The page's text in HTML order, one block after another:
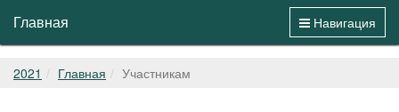
Навигация
Главная
2021 Главная Участникам